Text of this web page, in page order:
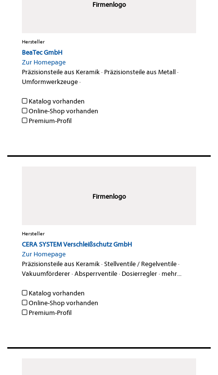
Firmenlogo
Hersteller
BeaTec GmbH
Zur Homepage
Präzisionsteile aus Keramik· Präzisionsteile aus Metall·
Umformwerkzeuge·
Katalog vorhanden
Online-Shop vorhanden
Premium-Profil
Firmenlogo
Hersteller
CERA SYSTEM Verschleißschutz GmbH
Zur Homepage
Präzisionsteile aus Keramik·Stellventile / Regelventile·
Vakuumförderer·Absperrventile· Dosierregler· mehr...
Katalog vorhanden
Online-Shop vorhanden
Premium-Profil